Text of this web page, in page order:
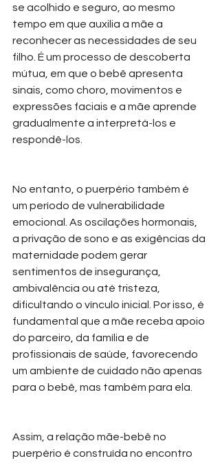
se acolhido e seguro, ao mesmo
tempo em que auxilia a mãe a
reconhecer as necessidades de seu
filho. É um processo de descoberta
mútua, em que o bebê apresenta
sinais, como choro, movimentos e
expressões faciais e a mãe aprende
gradualmente a interpretá-los e
respondê-los.
No entanto, o puerpério também é
um período de vulnerabilidade
emocional. As oscilações hormonais,
a privação de sono e as exigências da
maternidade podem gerar
sentimentos de insegurança,
ambivalência ou até tristeza,
dificultando o vínculo inicial. Por isso, é
fundamental que a mãe receba apoio
do parceiro, da família e de
profissionais de saúde, favorecendo
um ambiente de cuidado não apenas
para o bebê, mas também para ela.
Assim, a relação mãe-bebê no
puerpério é construída no encontro